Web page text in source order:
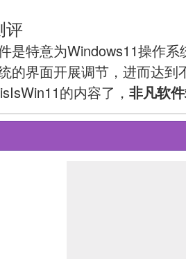
评
是特意为Windows11操作
的界面开展调节，进而达
的内容了， 非凡软